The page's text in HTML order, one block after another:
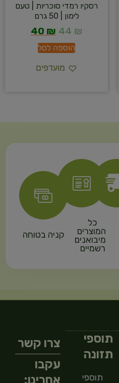
רסקיו רמדי סוכריות | טעם
לימון | 50 גרם
44 ₪
40 ₪
הוספה לסל
מועדפים
כל
המוצרים
מיבואנים
רשמיים
קניה בטוחה
תוספי
תזונה
תוספי
צרו קשר
עקבו
אחרינו: